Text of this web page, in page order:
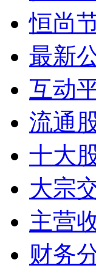
恒尚
最新
互动
流通
十大
大宗
主营
财务